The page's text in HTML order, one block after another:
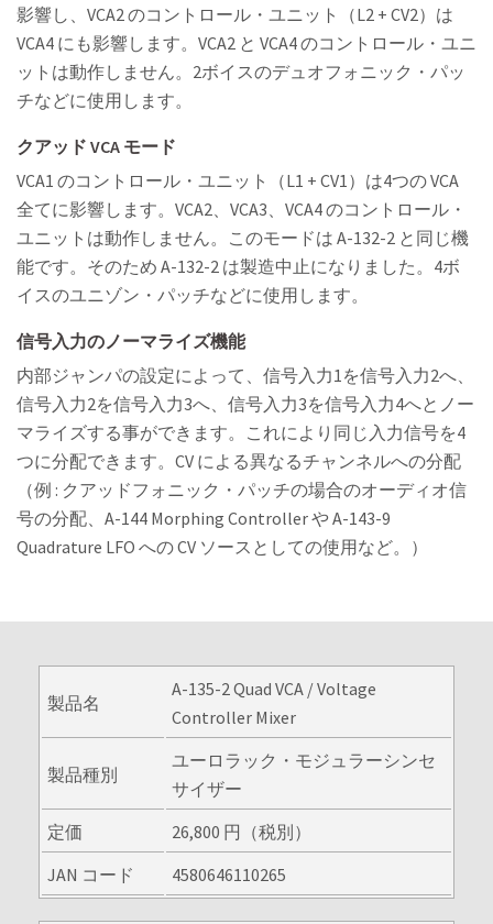
影響し、VCA2 のコントロール・ユニット（L2 + CV2）は
VCA4 にも影響します。VCA2 と VCA4 のコントロール・ユニ
ットは動作しません。2ボイスのデュオフォニック・パッ
チなどに使用します。
クアッド VCA モード
VCA1 のコントロール・ユニット（L1 + CV1）は4つの VCA
全てに影響します。VCA2、VCA3、VCA4 のコントロール・
ユニットは動作しません。このモードは A-132-2 と同じ機
能です。そのため A-132-2 は製造中止になりました。4ボ
イスのユニゾン・パッチなどに使用します。
信号入力のノーマライズ機能
内部ジャンパの設定によって、信号入力1を信号入力2へ、
信号入力2を信号入力3へ、信号入力3を信号入力4へとノー
マライズする事ができます。これにより同じ入力信号を4
つに分配できます。CV による異なるチャンネルへの分配
（例 : クアッドフォニック・パッチの場合のオーディオ信
号の分配、A-144 Morphing Controller や A-143-9
Quadrature LFO への CV ソースとしての使用など。）
製品名
A-135-2 Quad VCA / Voltage
Controller Mixer
製品種別
ユーロラック・モジュラーシンセ
サイザー
定価
26,800 円（税別）
JAN コード
4580646110265